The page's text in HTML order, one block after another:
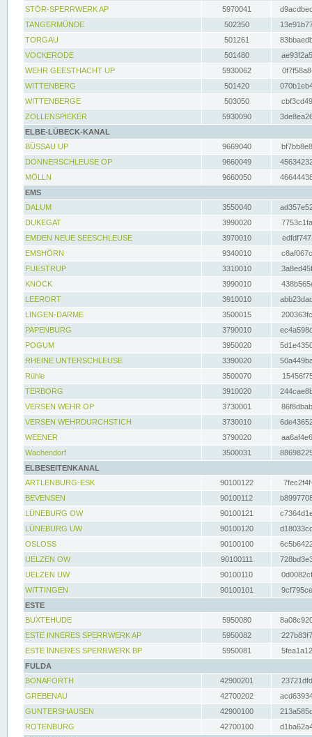
STÖR-SPERRWERK AP 5970041
TANGERMÜNDE
502350
TORGAU
501261
VOCKERODE
501480
WEHR GEESTHACHT UP
5930062
WITTENBERG
501420
WITTENBERGE
503050
ZOLLENSPIEKER
5930090
ELBE-LÜBECK-KANAL
BÜSSAU UP
9669040
DONNERSCHLEUSE OP
9660049
MÖLLN
9660050
EMS
DALUM
3550040
DUKEGAT
3990020
EMDEN NEUE SEESCHLEUSE
3970010
EMSHÖRN
9340010
FUESTRUP
3310010
KNOCK
3990010
LEERORT
3910010
LINGEN-DARME
3500015
PAPENBURG
3790010
POGUM
3950020
RHEINE UNTERSCHLEUSE
3390020
Rühle
3500070
TERBORG
3910020
VERSEN WEHR OP
3730001
VERSEN WEHRDURCHSTICH
3730010
WEENER
3790020
Wachendorf
3500031
ELBESEITENKANAL
ARTLENBURG-ESK
90100122
BEVENSEN
90100112
LÜNEBURG OW
90100121
LÜNEBURG UW
90100120
OSLOSS
90100100
UELZEN OW
90100111
UELZEN UW
90100110
WITTINGEN
90100101
ESTE
BUXTEHUDE
5950080
ESTE INNERES SPERRWERK AP
5950082
ESTE INNERES SPERRWERK BP
5950081
FULDA
BONAFORTH
42900201
GREBENAU
42700202
GUNTERSHAUSEN
42900100
ROTENBURG
42700100